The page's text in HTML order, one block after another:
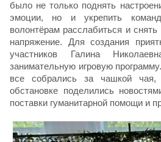
было не только поднять
эмоции, но и укрепить
волонтёрам расслабиться и
напряжение. Для создания
участников Галина
занимательную игровую
все собрались за чашкой
обстановке поделились
поставки гуманитарной помощи и